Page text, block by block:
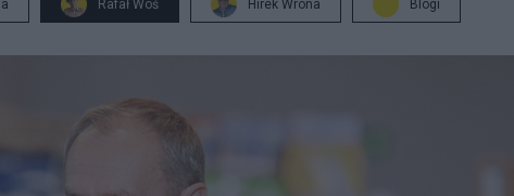
Rafał Woś Hirek Wrona Blogi